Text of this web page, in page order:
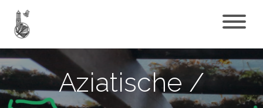
Aziatische /